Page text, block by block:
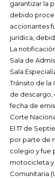
garantizar la
debido
accionantes
jurídica,
La
Sala de
Sala
Tránsito de la
de descargo,
fecha de
Corte
El 17 de
por parte de
colegio y fue
motocicleta y
Comunitaria